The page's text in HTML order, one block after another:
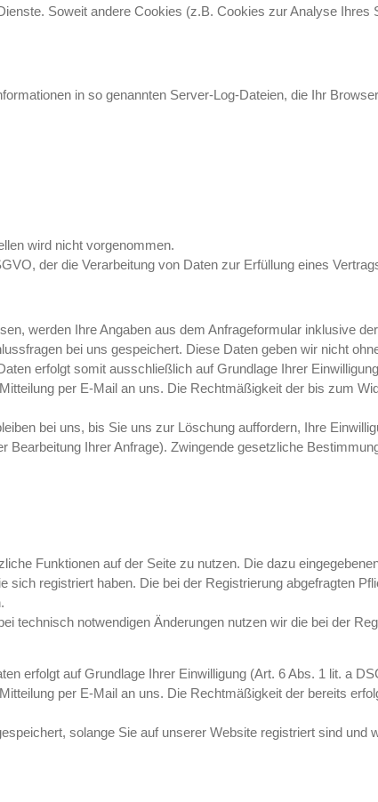
Soweit andere Cookies (z.B. Cookies zur Analyse
in so genannten Server-Log-Dateien, die Ihr
wird nicht vorgenommen.
der die Verarbeitung von Daten zur Erfüllung eines
werden Ihre Angaben aus dem Anfrageformular inklusive
bei uns gespeichert. Diese Daten geben wir nicht
erfolgt somit ausschließlich auf Grundlage Ihrer
per E-Mail an uns. Die Rechtmäßigkeit der bis zum
bei uns, bis Sie uns zur Löschung auffordern, Ihre
Ihrer Anfrage). Zwingende gesetzliche
Funktionen auf der Seite zu nutzen. Die dazu
sich registriert haben. Die bei der Registrierung abgefragten
technisch notwendigen Änderungen nutzen wir die bei der
erfolgt auf Grundlage Ihrer Einwilligung (Art. 6 Abs. 1 lit. a
per E-Mail an uns. Die Rechtmäßigkeit der bereits
solange Sie auf unserer Website registriert sind und